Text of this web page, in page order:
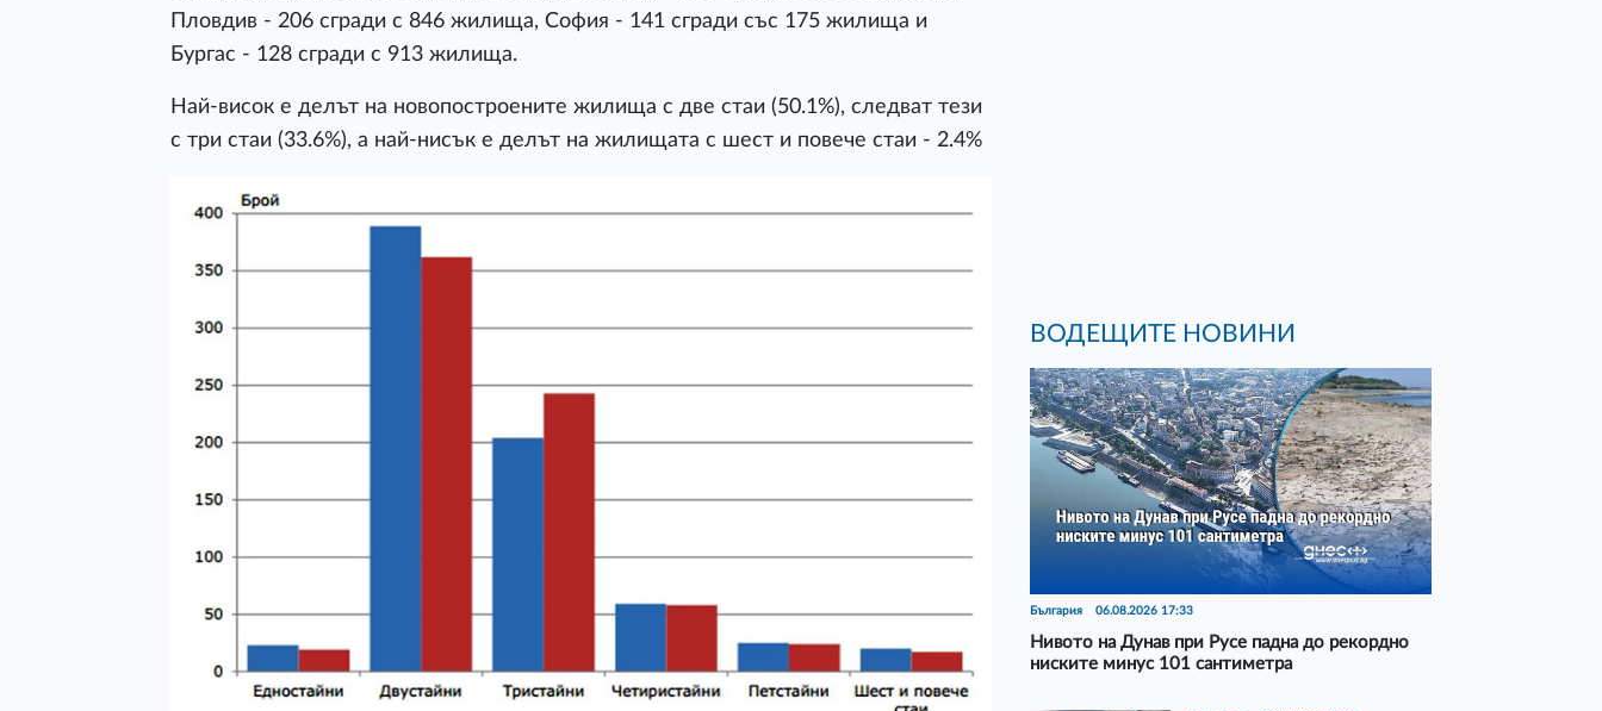
Пловдив - 206 сгради с 846 жилища, София - 141 сгради със 175 жилища и
Бургас - 128 сгради с 913 жилища.
Най-висок е делът на новопостроените жилища с две стаи (50.1%), следват тези
с три стаи (33.6%), а най-нисък е делът на жилищата с шест и повече стаи - 2.4%
ВОДЕЩИТЕ НОВИНИ
България 06.08.2026 17:33
Нивото на Дунав при Русе падна до рекордно
ниските минус 101 сантиметра